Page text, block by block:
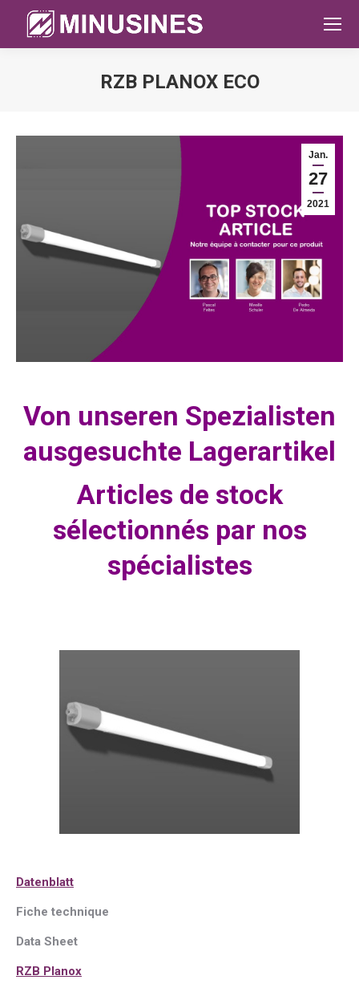
RZB PLANOX ECO
Jan.
27
2021
Von unseren Spezialisten
ausgesuchte Lagerartikel
Articles de stock
sélectionnés par nos
spécialistes
Datenblatt
Fiche technique
Data Sheet
RZB Planox